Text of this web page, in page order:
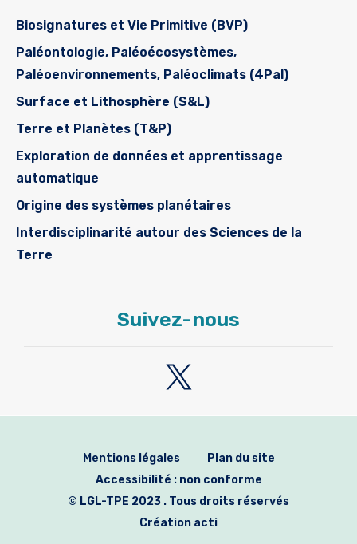
Biosignatures et Vie Primitive (BVP)
Paléontologie, Paléoécosystèmes,
Paléoenvironnements, Paléoclimats (4Pal)
Surface et Lithosphère (S&L)
Terre et Planètes (T&P)
Exploration de données et apprentissage
automatique
Origine des systèmes planétaires
Interdisciplinarité autour des Sciences de la
Terre
Suivez-nous
Mentions légales
Plan du site
Accessibilité : non conforme
© LGL-TPE 2023 . Tous droits réservés
Création acti